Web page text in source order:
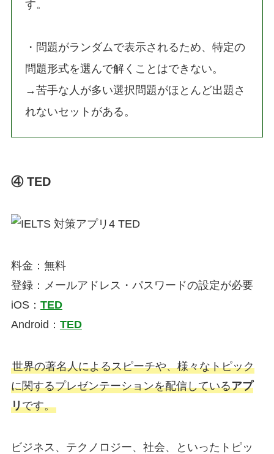
す。
・問題がランダムで表示されるため、特定の
問題形式を選んで解くことはできない。
→苦手な人が多い選択問題がほとんど出題さ
れないセットがある。
④ TED
料金：無料
登録：メールアドレス・パスワードの設定が必要
iOS： TED
Android： TED
世界の著名人によるスピーチや、様々なトピック
に関するプレゼンテーションを配信しているアプ
リです。
ビジネス、テクノロジー、社会、といったトピッ